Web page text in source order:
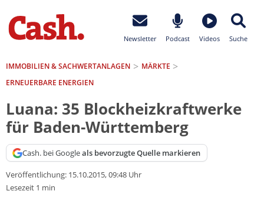
Newsletter Podcast Videos Suche
IMMOBILIEN & SACHWERTANLAGEN
MÄRKTE
ERNEUERBARE ENERGIEN
Luana: 35 Blockheizkraftwerke
für Baden-Württemberg
Cash. bei Googleals bevorzugte Quelle markieren
Veröffentlichung: 15.10.2015, 09:48 Uhr
Lesezeit 1 min